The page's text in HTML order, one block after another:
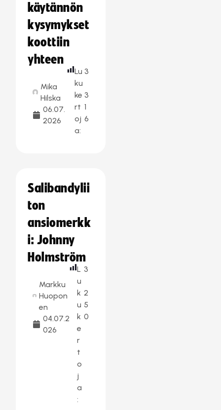
käytännön
kysymykset
koottiin
yhteen
Mika
Hilska
06.07.
2026
Lu
ku
ke
rt
oj
a:
3
3
1
6
Salibandylii
ton
ansiomerkk
i: Johnny
Holmström
Markku
Huopon
en
04.07.2
026
L
u
k
u
k
e
r
t
o
j
a
:
3
2
5
0